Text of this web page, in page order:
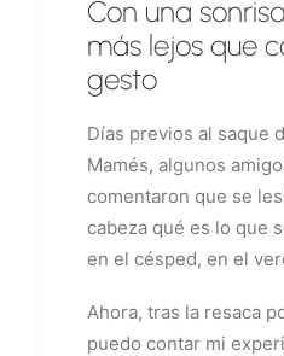
Con una
más lejos que
gesto
Días previos al saque
Mamés, algunos
comentaron que se
cabeza qué es lo que
en el césped, en el
Ahora, tras la resaca
puedo contar mi